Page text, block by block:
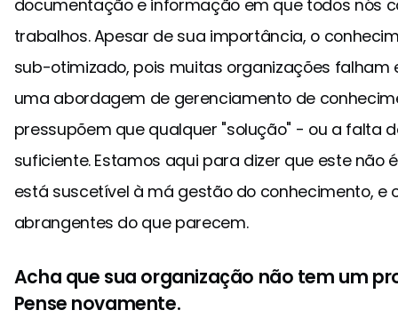
documentação e informação em que todos nós
trabalhos. Apesar de sua importância, o
sub-otimizado, pois muitas organizações falham
uma abordagem de gerenciamento de
pressupõem que qualquer "solução" - ou a falta
suficiente. Estamos aqui para dizer que este não
está suscetível à má gestão do conhecimento, e
abrangentes do que parecem.
Acha que sua organização não tem um
Pense novamente.